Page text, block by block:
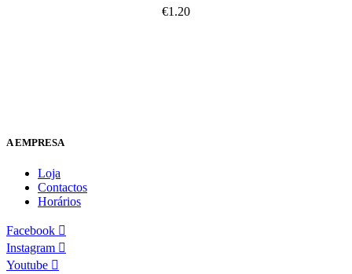
€1.20
A EMPRESA
Loja
Contactos
Horários
Facebook
Instagram
Youtube